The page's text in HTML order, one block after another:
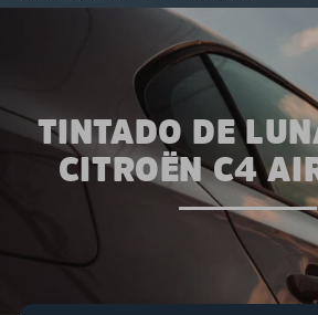
TINTADO DE
CITROËN C4